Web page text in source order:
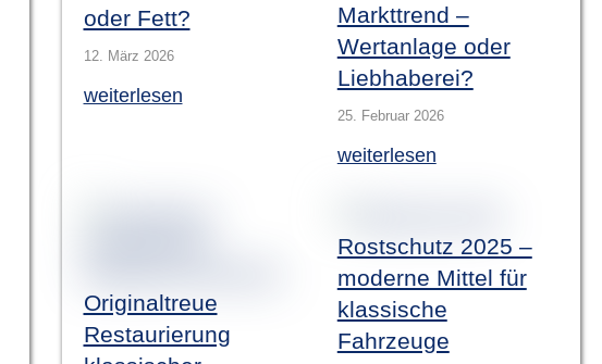
oder Fett?
12. März 2026
weiterlesen
Markttrend –
Wertanlage oder
Liebhaberei?
25. Februar 2026
weiterlesen
Originaltreue
Restaurierung
Rostschutz 2025 –
moderne Mittel für
klassische
Fahrzeuge